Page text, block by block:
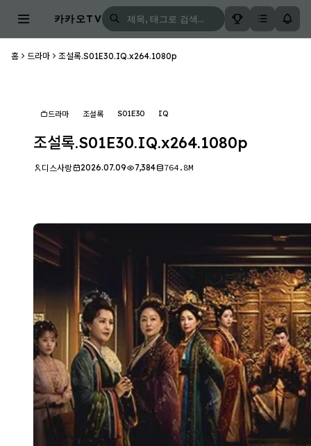
카카오TV
홈 드라마 조설록.S01E30.IQ.x264.1080p
드라마 조설록 S01E30 IQ
조설록.S01E30.IQ.x264.1080p
디스사랑 2026.07.09 7,384 764.8M